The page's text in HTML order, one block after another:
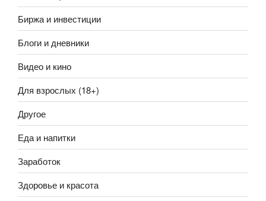
Биржа и инвестиции
Блоги и дневники
Видео и кино
Для взрослых (18+)
Другое
Еда и напитки
Заработок
Здоровье и красота